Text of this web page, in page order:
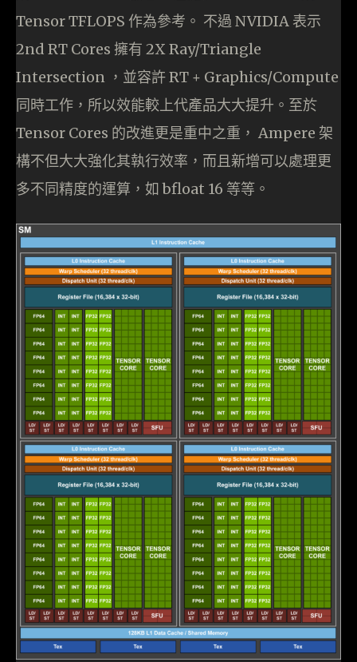
Tensor TFLOPS 作為參考。 不過 NVIDIA 表示
2nd RT Cores 擁有 2X Ray/Triangle
Intersection ，並容許 RT + Graphics/Compute
同時工作，所以效能較上代產品大大提升。至於
Tensor Cores 的改進更是重中之重， Ampere 架
構不但大大強化其執行效率，而且新增可以處理更
多不同精度的運算，如 bfloat 16 等等。